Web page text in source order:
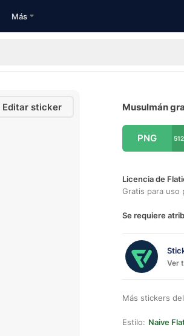
Más
Editar sticker Musulmán
PNG
Licencia de
Gratis para uso
Se requiere
Ver
Más stickers
Estilo: Naive